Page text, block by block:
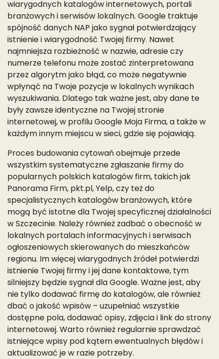
wiarygodnych katalogów internetowych, portali
branżowych i serwisów lokalnych. Google traktuje
spójność danych NAP jako sygnał potwierdzający
istnienie i wiarygodność Twojej firmy. Nawet
najmniejsza rozbieżność w nazwie, adresie czy
numerze telefonu może zostać zinterpretowana
przez algorytm jako błąd, co może negatywnie
wpłynąć na Twoje pozycje w lokalnych wynikach
wyszukiwania. Dlatego tak ważne jest, aby dane te
były zawsze identyczne na Twojej stronie
internetowej, w profilu Google Moja Firma, a także w
każdym innym miejscu w sieci, gdzie się pojawiają.
Proces budowania cytowań obejmuje przede
wszystkim systematyczne zgłaszanie firmy do
popularnych polskich katalogów firm, takich jak
Panorama Firm, pkt.pl, Yelp, czy też do
specjalistycznych katalogów branżowych, które
mogą być istotne dla Twojej specyficznej działalności
w Szczecinie. Należy również zadbać o obecność w
lokalnych portalach informacyjnych i serwisach
ogłoszeniowych skierowanych do mieszkańców
regionu. Im więcej wiarygodnych źródeł potwierdzi
istnienie Twojej firmy i jej dane kontaktowe, tym
silniejszy będzie sygnał dla Google. Ważne jest, aby
nie tylko dodawać firmę do katalogów, ale również
dbać o jakość wpisów – uzupełniać wszystkie
dostępne pola, dodawać opisy, zdjęcia i link do strony
internetowej. Warto również regularnie sprawdzać
istniejące wpisy pod kątem ewentualnych błędów i
aktualizować je w razie potrzeby.